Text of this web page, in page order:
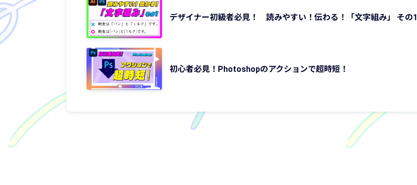
デザイナー初級者必見！ 読みやすい！伝わる！「文字組み」 その1
初心者必見！Photoshopのアクションで超時短！